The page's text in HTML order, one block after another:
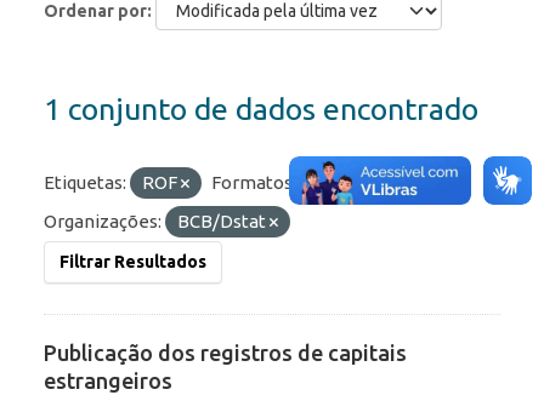
Ordenar por
1 conjunto de dados encontrado
Etiquetas: ROF Formatos: OData
API
Organizações:
BCB/Dstat
Filtrar Resultados
Publicação dos registros de capitais
estrangeiros